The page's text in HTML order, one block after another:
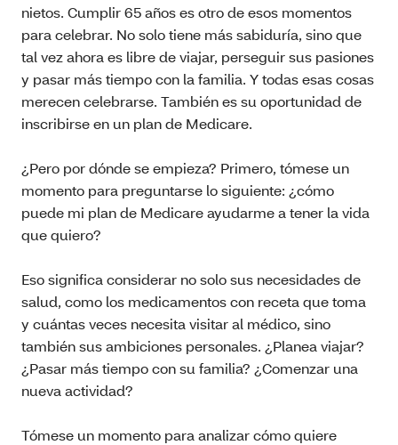
nietos. Cumplir 65 años es otro de esos momentos
para celebrar. No solo tiene más sabiduría, sino que
tal vez ahora es libre de viajar, perseguir sus pasiones
y pasar más tiempo con la familia. Y todas esas cosas
merecen celebrarse. También es su oportunidad de
inscribirse en un plan de Medicare.
¿Pero por dónde se empieza? Primero, tómese un
momento para preguntarse lo siguiente: ¿cómo
puede mi plan de Medicare ayudarme a tener la vida
que quiero?
Eso significa considerar no solo sus necesidades de
salud, como los medicamentos con receta que toma
y cuántas veces necesita visitar al médico, sino
también sus ambiciones personales. ¿Planea viajar?
¿Pasar más tiempo con su familia? ¿Comenzar una
nueva actividad?
Tómese un momento para analizar cómo quiere